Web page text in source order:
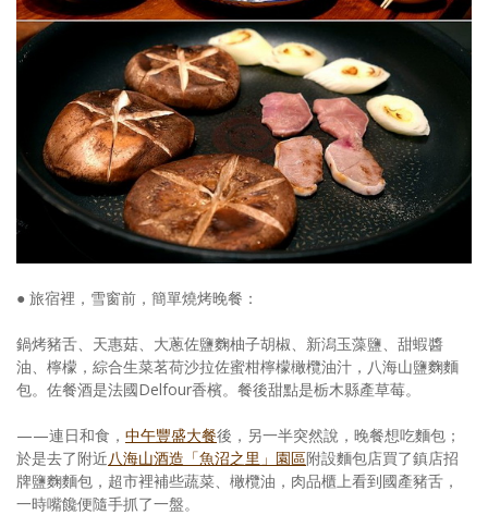
● 旅宿裡，雪窗前，簡單燒烤晚餐：
鍋烤豬舌、天惠菇、大蔥佐鹽麴柚子胡椒、新潟玉藻鹽、甜蝦醬
油、檸檬，綜合生菜茗荷沙拉佐蜜柑檸檬橄欖油汁，八海山鹽麴麵
包。佐餐酒是法國Delfour香檳。餐後甜點是栃木縣產草莓。
——連日和食， 中午豐盛大餐後，另一半突然說，晚餐想吃麵包；
於是去了附近八海山酒造「魚沼之里」園區附設麵包店買了鎮店招
牌鹽麴麵包，超市裡補些蔬菜、橄欖油，肉品櫃上看到國產豬舌，
一時嘴饞便隨手抓了一盤。